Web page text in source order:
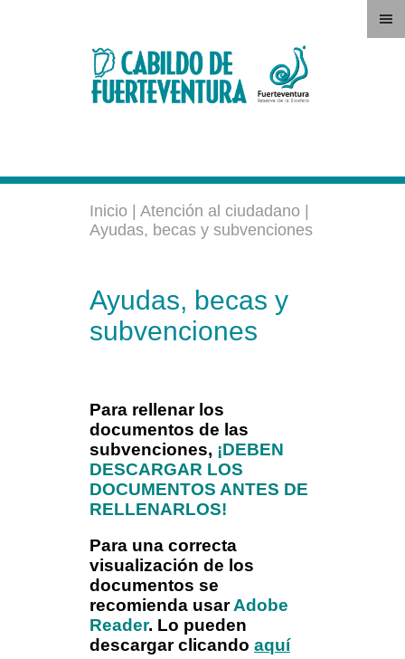
Inicio Atención al ciudadano
Ayudas, becas y subvenciones
Ayudas, becas y
subvenciones
Para rellenar los
documentos de las
subvenciones, ¡DEBEN
DESCARGAR LOS
DOCUMENTOS ANTES DE
RELLENARLOS!
Para una correcta
visualización de los
documentos se
recomienda usarAdobe
Reader. Lo pueden
descargar clicando aquí